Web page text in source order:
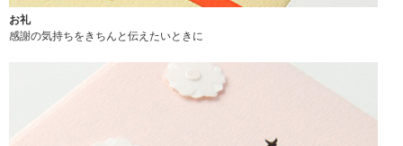
お礼
感謝の気持ちをきちんと伝えたいときに